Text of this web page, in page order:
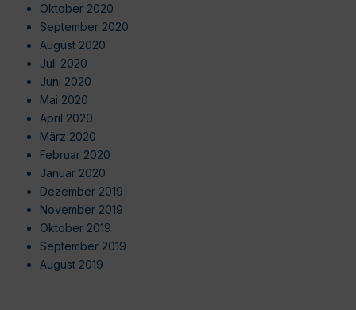
Oktober 2020
September 2020
August 2020
Juli 2020
Juni 2020
Mai 2020
April 2020
März 2020
Februar 2020
Januar 2020
Dezember 2019
November 2019
Oktober 2019
September 2019
August 2019